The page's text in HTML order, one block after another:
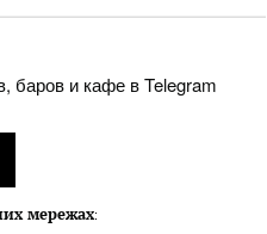
баров и кафе в Telegram
мережах: